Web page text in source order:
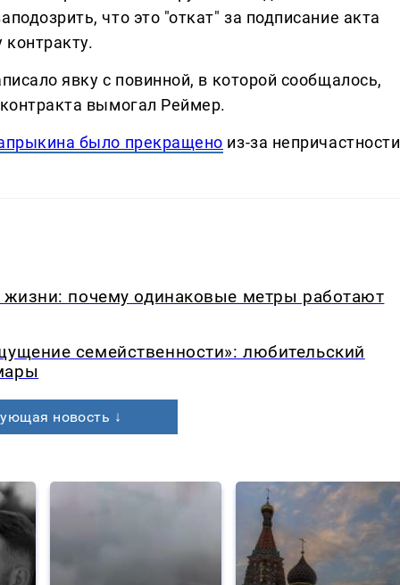
что это "откат" за подписание акта
явку с повинной, в которой сообщалось,
вымогал Реймер.
было прекращено из-за непричастности
жизни: почему одинаковые метры работают
семейственности»: любительский
новость ↓